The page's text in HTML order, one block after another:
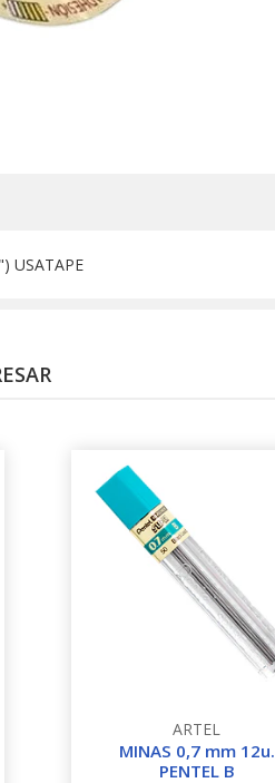
USATAPE
ARTEL
MINAS 0,7 mm 12u.
PENTEL B